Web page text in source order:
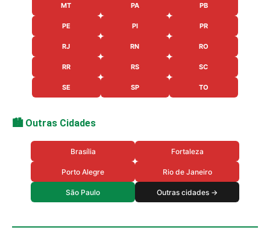
MT PA PB
PE PI PR
RJ RN RO
RR RS SC
SE SP TO
🏙️ Outras Cidades
Brasília Fortaleza
Porto Alegre Rio de Janeiro
São Paulo Outras cidades →